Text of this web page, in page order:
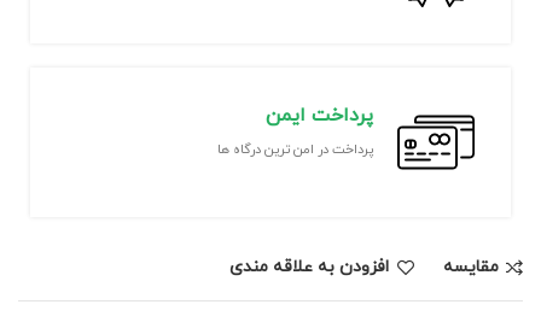
پرداخت ایمن
پرداخت در امن ترین درگاه ها
مقايسه افزودن به علاقه مندی